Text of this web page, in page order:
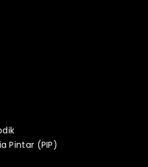
Pintar (PIP)